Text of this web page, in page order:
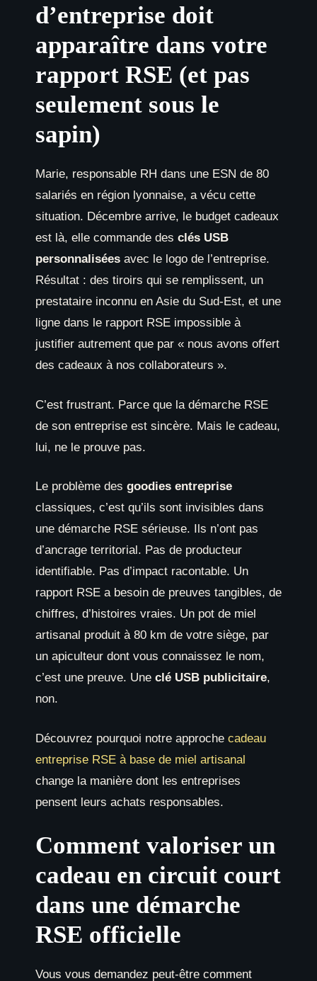
d’entreprise doit
apparaître dans votre
rapport RSE (et pas
seulement sous le
sapin)
Marie, responsable RH dans une ESN de 80
salariés en région lyonnaise, a vécu cette
situation. Décembre arrive, le budget cadeaux
est là, elle commande des clés USB
personnalisées avec le logo de l’entreprise.
Résultat : des tiroirs qui se remplissent, un
prestataire inconnu en Asie du Sud-Est, et une
ligne dans le rapport RSE impossible à
justifier autrement que par « nous avons offert
des cadeaux à nos collaborateurs ».
C’est frustrant. Parce que la démarche RSE
de son entreprise est sincère. Mais le cadeau,
lui, ne le prouve pas.
Le problème des goodies entreprise
classiques, c’est qu’ils sont invisibles dans
une démarche RSE sérieuse. Ils n’ont pas
d’ancrage territorial. Pas de producteur
identifiable. Pas d’impact racontable. Un
rapport RSE a besoin de preuves tangibles, de
chiffres, d’histoires vraies. Un pot de miel
artisanal produit à 80 km de votre siège, par
un apiculteur dont vous connaissez le nom,
c’est une preuve. Une clé USB publicitaire,
non.
Découvrez pourquoi notre approche cadeau
entreprise RSE à base de miel artisanal
change la manière dont les entreprises
pensent leurs achats responsables.
Comment valoriser un
cadeau en circuit court
dans une démarche
RSE officielle
Vous vous demandez peut-être comment